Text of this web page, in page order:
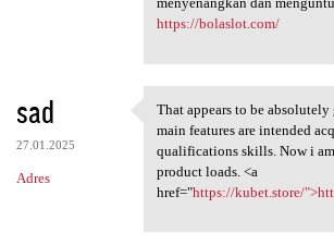
https://bolaslot.com/
sad
27.01.2025
Adres
That appears to be
That appears to be absolutely
main features are intended
qualifications skills. Now i
product loads. <a
href="https://kubet.store/